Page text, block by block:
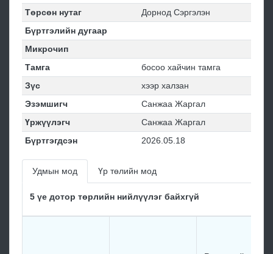
Төрсөн нутаг
Дорнод Сэргэлэн
Бүртгэлийн дугаар
Микрочип
Тамга
босоо хайчин тамга
Зүс
хээр халзан
Эзэмшигч
Санжаа Жаргал
Үржүүлэгч
Санжаа Жаргал
Бүртгэгдсэн
2026.05.18
Удмын мод Үр төлийн мод
5 үе дотор төрлийн нийлүүлэг байхгүй